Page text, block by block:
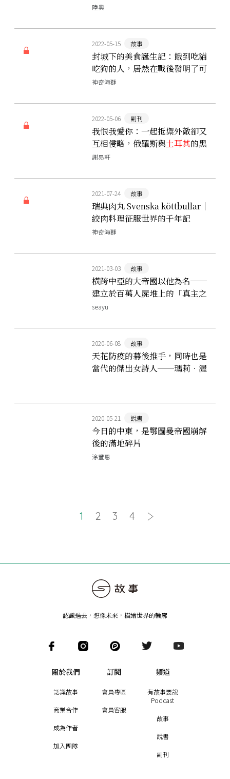
陸奧
2022-05-15 故事
封城下的美食誕生記：餓到吃貓
吃狗的人，居然在戰後發明了可
頌與咖啡的經典搭配
神奇海獅
2022-05-06 副刊
我恨我愛你：一起抵禦外敵卻又
互相侵略，俄羅斯與土耳其的黑
海恩仇錄
謝易軒
2021-07-24 故事
瑞典肉丸 Svenska köttbullar｜
絞肉料理征服世界的千年記
神奇海獅
2021-03-03 故事
橫跨中亞的大帝國以他為名──
建立於百萬人屍堆上的「真主之
鞭」帖木兒
seayu
2020-06-08 故事
天花防疫的幕後推手，同時也是
當代的傑出女詩人──瑪莉．渥
2020-05-21 說書
今日的中東，是鄂圖曼帝國崩解
後的滿地碎片
涂豐恩
1 2 3 4
認識過去，想像未來 ， 描繪世界的輪廓
關於我們
認識故事
商業合作
成為作者
加入團隊
訂閱
會員專區
會員客服
頻道
有故事要說
Podcast
故事
說書
副刊